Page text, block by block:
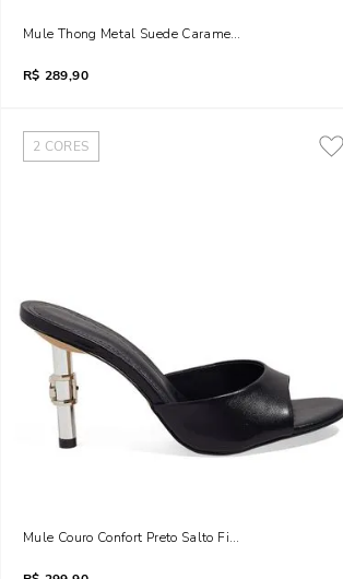
Mule Thong Metal Suede Caramelo Safari Salto Fino
R$ 289,90
2 CORES
Mule Couro Confort Preto Salto Fino Metal